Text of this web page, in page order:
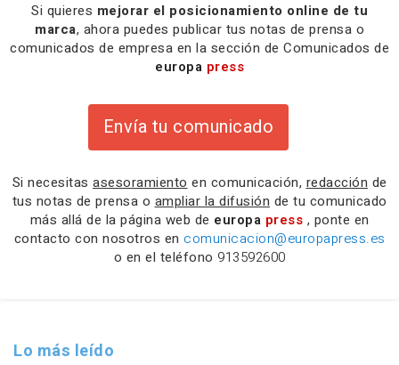
Si quieres mejorar el posicionamiento online de tu
marca, ahora puedes publicar tus notas de prensa o
comunicados de empresa en la sección de Comunicados de
europa press
Envía tu comunicado
Si necesitas asesoramiento en comunicación, redacción de
tus notas de prensa o ampliar la difusión de tu comunicado
más allá de la página web de europa press , ponte en
contacto con nosotros en comunicacion@europapress.es
o en el teléfono 913592600
Lo más leído